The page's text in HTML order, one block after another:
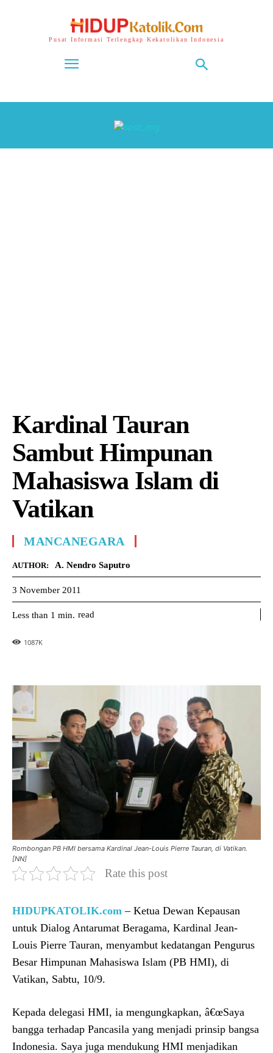
Pusat Informasi Terlengkap Kekatolikan Indonesia
Kardinal Tauran
Sambut Himpunan
Mahasiswa Islam di
Vatikan
MANCANEGARA
AUTHOR: A. Nendro Saputro
3 November 2011
Less than 1 min. read
1087K
Rombongan PB HMI bersama Kardinal Jean-Louis Pierre Tauran, di Vatikan.
[NN]
Rate this post
HIDUPKATOLIK.com – Ketua Dewan Kepausan
untuk Dialog Antarumat Beragama, Kardinal Jean-
Louis Pierre Tauran, menyambut kedatangan Pengurus
Besar Himpunan Mahasiswa Islam (PB HMI), di
Vatikan, Sabtu, 10/9.
Kepada delegasi HMI, ia mengungkapkan, â€œSaya
bangga terhadap Pancasila yang menjadi prinsip bangsa
Indonesia. Saya juga mendukung HMI menjadikan